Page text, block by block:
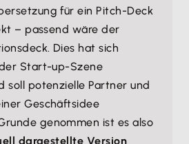
für ein Pitch-Deck
– passend wäre der
Dies hat sich
Start-up-Szene
soll potenzielle Partner und
Geschäftsidee
genommen ist es also
dargestellte Version